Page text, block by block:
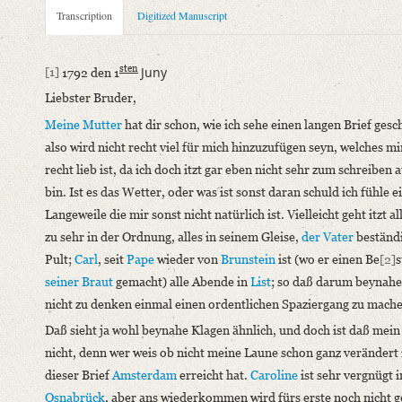
Metadata Concerning Header
Sender: Henriette Ernst
Recipient: August Wilhelm von Schlegel
Place of Dispatch: Hannover
Place of Destination: Amsterdam
Date: 01.06.1792
Notations: Absende- und Empfangsort erschlossen.
Manuscript
Provider: Dresden, Sächsische Landesbibliothek - Staats- und
OAI Id: DE-1a-33449
Classification Number: Mscr.Dresd.e.90,XIX,Bd.7,Nr.59
Number of Pages: 4S. auf Doppelbl., hs. m. U.
Format: 18,8 x 11,5 cm
Incipit: „[1] 1792 den 1sten Juny
Liebster Bruder,
Meine Mutter hat dir schon, wie ich sehe einen langen Brief
Transcription Digitized Manuscript
[1] 1792 den 1sten Juny
Liebster Bruder,
Meine Mutterhat dir schon, wie ich sehe einen langen Brief
also wird nicht recht viel für mich hinzuzufügen seyn, welches
recht lieb ist, da ich doch itzt gar eben nicht sehr zum schreiben
bin. Ist es das Wetter, oder was ist sonst daran schuld ich fühle
Langeweile die mir sonst nicht natürlich ist. Vielleicht geht itzt
zu sehr in der Ordnung, alles in seinem Gleise, der Vater
Pult; Carl, seitPapewieder vonBrunsteinist (wo er einen Be[2]
seiner Brautgemacht) alle Abende inList; so daß darum
nicht zu denken einmal einen ordentlichen Spaziergang zu
Daß sieht ja wohl beynahe Klagen ähnlich, und doch ist daß
nicht, denn wer weis ob nicht meine Laune schon ganz verändert
dieser BriefAmsterdamerreicht hat. Carolineist sehr vergnügt
Osnabrück, aber ans wiederkommen wird fürs erste noch nicht